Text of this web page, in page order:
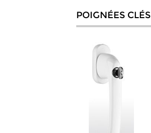
POIGNÉES CLÉS